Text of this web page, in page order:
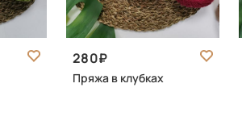
280
Пряжа в клубках